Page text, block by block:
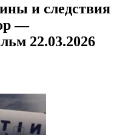
и следствия
—
22.03.2026